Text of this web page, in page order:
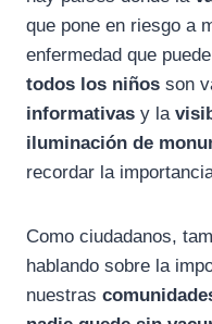
que pone en riesgo a
enfermedad que puede
todos los niños son
informativas y la
iluminación de
recordar la
Como ciudadanos,
hablando sobre la
nuestras